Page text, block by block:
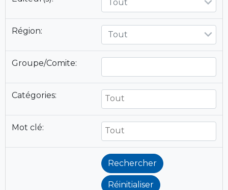
Tout
Région: Tout
Groupe/Comite:
Catégories:
Mot clé: